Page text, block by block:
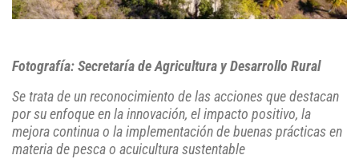
Fotografía: Secretaría de Agricultura y Desarrollo Rural
Se trata de un reconocimiento de las acciones que destacan
por su enfoque en la innovación, el impacto positivo, la
mejora continua o la implementación de buenas prácticas en
materia de pesca o acuicultura sustentable